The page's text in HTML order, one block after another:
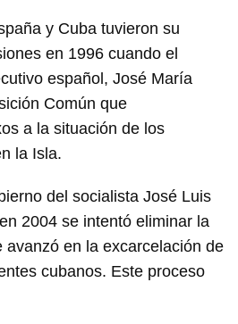
y Cuba tuvieron su
en 1996 cuando el
español, José María
Común que
a la situación de los
la Isla.
del socialista José Luis
2004 se intentó eliminar la
avanzó en la excarcelación de
cubanos. Este proceso